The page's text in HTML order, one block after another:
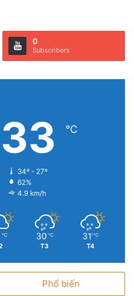
0
Subscribers
33 ℃
34º - 27º
62%
4.9 km/h
℃ 30 ℃
T3
31 ℃
T4
Phổ biến